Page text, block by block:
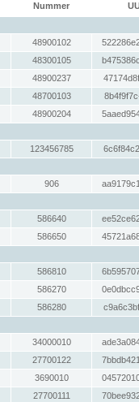
Nummer
48900102
48300105
48900237
48700103
48900204
123456785
906
586640
586650
586810
586270
586280
34000010
27700122
3690010
27700111